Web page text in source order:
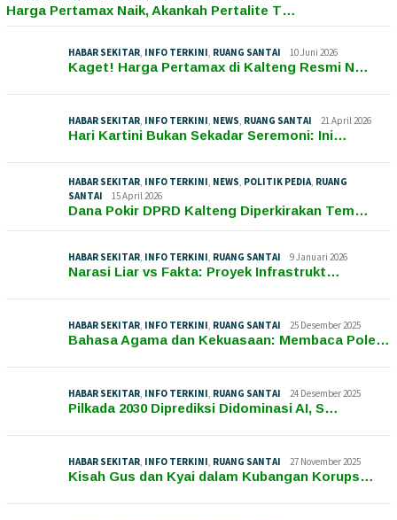
Harga Pertamax Naik, Akankah Pertalite T…
HABAR SEKITAR, INFO TERKINI, RUANG SANTAI 10 Juni 2026
Kaget! Harga Pertamax di Kalteng Resmi N…
HABAR SEKITAR, INFO TERKINI, NEWS, RUANG SANTAI 21 April 2026
Hari Kartini Bukan Sekadar Seremoni: Ini…
HABAR SEKITAR, INFO TERKINI, NEWS, POLITIK PEDIA, RUANG
SANTAI
15 April 2026
Dana Pokir DPRD Kalteng Diperkirakan Tem…
HABAR SEKITAR, INFO TERKINI, RUANG SANTAI 9 Januari 2026
Narasi Liar vs Fakta: Proyek Infrastrukt…
HABAR SEKITAR, INFO TERKINI, RUANG SANTAI 25 Desember 2025
Bahasa Agama dan Kekuasaan: Membaca Pole…
HABAR SEKITAR, INFO TERKINI, RUANG SANTAI 24 Desember 2025
Pilkada 2030 Diprediksi Didominasi AI, S…
HABAR SEKITAR, INFO TERKINI, RUANG SANTAI 27 November 2025
Kisah Gus dan Kyai dalam Kubangan Korups…